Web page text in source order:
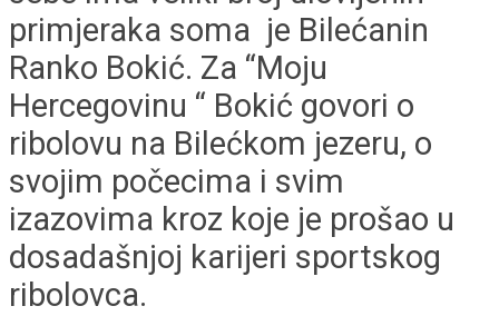
primjeraka soma je Bilećanin
Ranko Bokić. Za “Moju
Hercegovinu “ Bokić govori o
ribolovu na Bilećkom jezeru, o
svojim počecima i svim
izazovima kroz koje je prošao u
dosadašnjoj karijeri sportskog
ribolovca.